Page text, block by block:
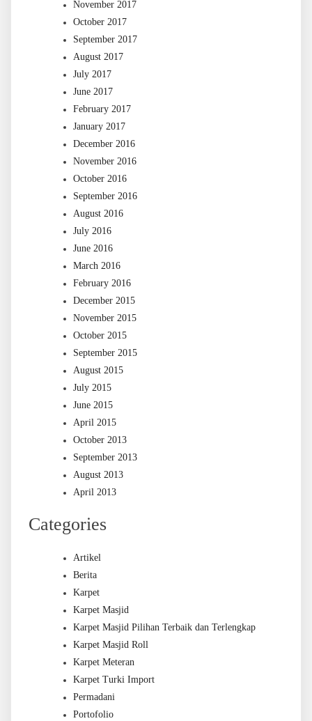
November 2017
October 2017
September 2017
August 2017
July 2017
June 2017
February 2017
January 2017
December 2016
November 2016
October 2016
September 2016
August 2016
July 2016
June 2016
March 2016
February 2016
December 2015
November 2015
October 2015
September 2015
August 2015
July 2015
June 2015
April 2015
October 2013
September 2013
August 2013
April 2013
Categories
Artikel
Berita
Karpet
Karpet Masjid
Karpet Masjid Pilihan Terbaik dan Terlengkap
Karpet Masjid Roll
Karpet Meteran
Karpet Turki Import
Permadani
Portofolio